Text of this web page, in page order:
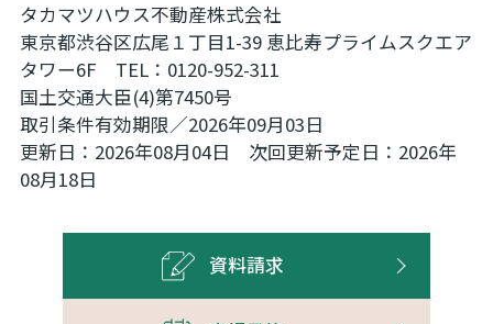
タカマツハウス不動産株式会社
東京都渋谷区広尾１丁目1-39 恵比寿プライムスクエア
タワー6F TEL：0120-952-311
国土交通大臣(4)第7450号
取引条件有効期限／2026年09月03日
更新日：2026年08月04日 次回更新予定日：2026年
08月18日
資料請求